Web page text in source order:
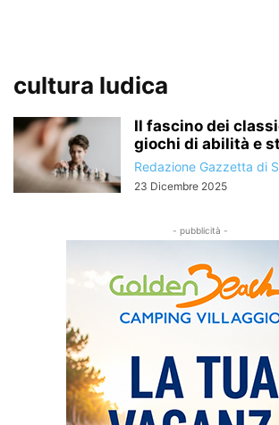
cultura ludica
Il fascino dei
giochi di abilità e
Redazione Gazzetta di
23 Dicembre 2025
- pubblicità -